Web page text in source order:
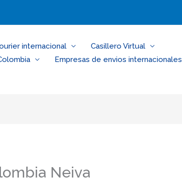
internacional
Casillero Virtual
Empresas de envios internacionales
Neiva